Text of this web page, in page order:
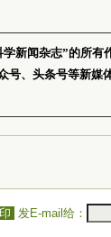
新闻杂志”的所有
号、头条号等新媒
发E-mail给：